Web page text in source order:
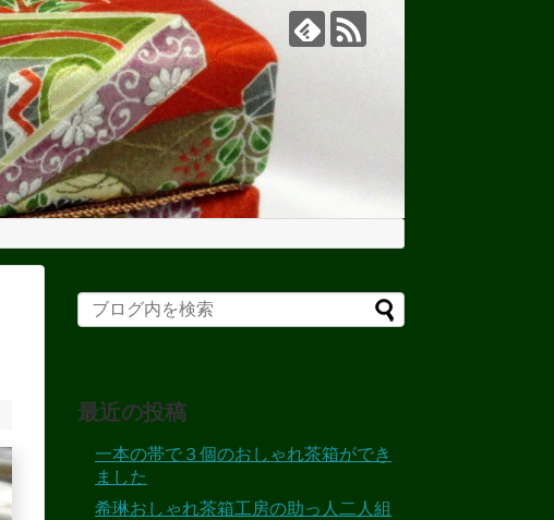
最近の投稿
一本の帯で３個のおしゃれ茶箱ができ
ました
希琳おしゃれ茶箱工房の助っ人二人組